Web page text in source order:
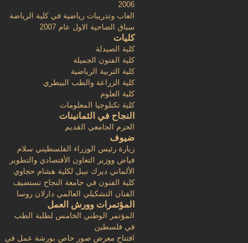
2006
العاب وتدريبات رياضية في كلية الرياضة
سباق الضاحية الاول عام 2007
كليات
كلية الصيدلة
كلية الفنون الجميلة
كلية التربية الرياضية
كلية الزراعة والطب البيطري
كلية العلوم
كلية تكنلوجيا المعلومات
النجاح في الثمانينات
الحرم الجامعي القديم
ضيوف
زيارة رئيس الوزراء الفلسطيني سلام
فياض ووزير التعاون الأقتصادي والتطوير
الألماني ديرك نيبل لكلية هشام حجاوي
كلية الفنون في جامعة النجاح تستضيف
الفنان التشكيلي العالمي دارلان روسا
المؤتمرات وورش العمل
المؤتمر الوطني الخامس لطلبة الطب
في فلسطين
افتتاح معرض صور خاص بورشة عمل في